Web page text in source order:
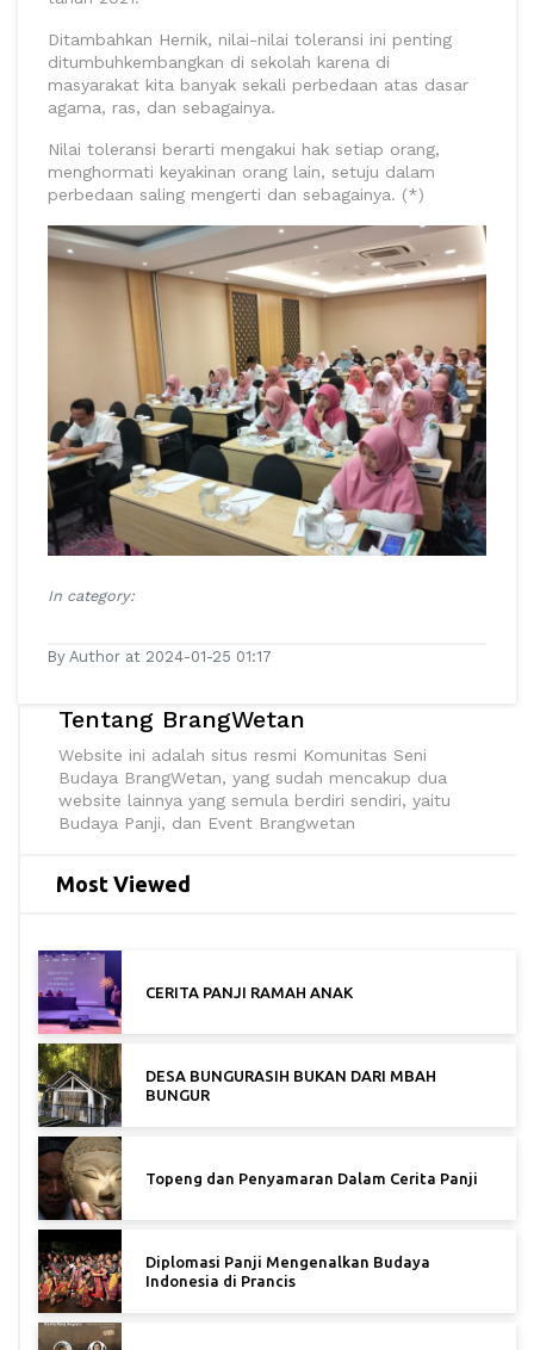
Ditambahkan Hernik, nilai-nilai toleransi ini penting
ditumbuhkembangkan di sekolah karena di
masyarakat kita banyak sekali perbedaan atas dasar
agama, ras, dan sebagainya.
Nilai toleransi berarti mengakui hak setiap orang,
menghormati keyakinan orang lain, setuju dalam
perbedaan saling mengerti dan sebagainya. (*)
In category:
By Author at 2024-01-25 01:17
Tentang BrangWetan
Website ini adalah situs resmi Komunitas Seni
Budaya BrangWetan, yang sudah mencakup dua
website lainnya yang semula berdiri sendiri, yaitu
Budaya Panji, dan Event Brangwetan
Most Viewed
CERITA PANJI RAMAH ANAK
DESA BUNGURASIH BUKAN DARI MBAH
BUNGUR
Topeng dan Penyamaran Dalam Cerita Panji
Diplomasi Panji Mengenalkan Budaya
Indonesia di Prancis